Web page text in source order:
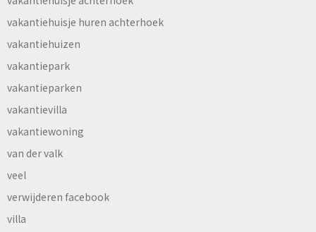
vakantiehuisje huren achterhoek
vakantiehuizen
vakantiepark
vakantieparken
vakantievilla
vakantiewoning
van der valk
veel
verwijderen facebook
villa